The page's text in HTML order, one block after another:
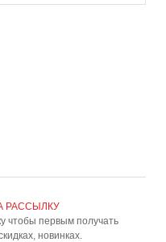
РАССЫЛКУ
чтобы первым получать
новинках.